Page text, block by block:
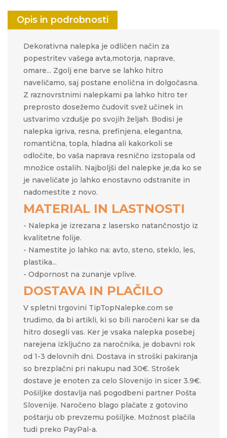
Opis in podrobnosti
Dekorativna nalepka je odličen način za
popestritev vašega avta,motorja, naprave,
omare... Zgolj ene barve se lahko hitro
naveličamo, saj postane enolična in dolgočasna.
Z raznovrstnimi nalepkami pa lahko hitro ter
preprosto dosežemo čudovit svež učinek in
ustvarimo vzdušje po svojih željah.​​ Bodisi je
nalepka igriva, resna, prefinjena, elegantna,
romantična, topla, hladna ali kakorkoli se
odločite, bo vaša naprava resnično izstopala od
množice ostalih. Najboljši del nalepke je,da ko se
je naveličate jo lahko enostavno odstranite in
nadomestite z novo.
MATERIAL IN LASTNOSTI
- Nalepka je izrezana z lasersko natančnostjo iz
kvalitetne folije.
- Namestite jo lahko na: avto, steno, steklo, les,
plastika...
- Odpornost na zunanje vplive.
DOSTAVA IN PLAČILO
V spletni trgovini TipTopNalepke.com se
trudimo, da bi artikli, ki so bili naročeni kar se da
hitro dosegli vas. Ker je vsaka nalepka posebej
narejena izključno za naročnika, je dobavni rok
od 1-3 delovnih dni. Dostava in stroški pakiranja
so brezplačni pri nakupu nad 30€. Strošek
dostave je enoten za celo Slovenijo in sicer 3.9€.
Pošiljke dostavlja naš pogodbeni partner Pošta
Slovenije. Naročeno blago plačate z gotovino
poštarju ob prevzemu pošiljke. Možnost plačila
tudi preko PayPal-a.